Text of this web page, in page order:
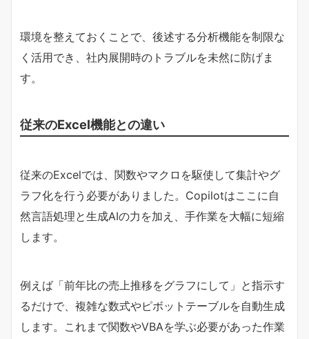
環境を整えておくことで、後述する分析機能を制限な
く活用でき、社内展開時のトラブルを未然に防げま
す。
従来のExcel機能との違い
従来のExcelでは、関数やマクロを駆使して集計やグ
ラフ化を行う必要がありました。Copilotはここに自
然言語処理と生成AIの力を加え、手作業を大幅に短縮
します。
例えば「前年比の売上推移をグラフにして」と指示す
るだけで、複雑な数式やピボットテーブルを自動生成
します。これまで関数やVBAを学ぶ必要があった作業